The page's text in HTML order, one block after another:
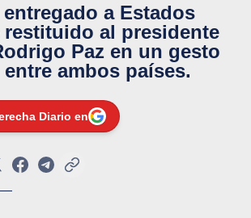
a Estados
al presidente
Paz en un gesto
ambos países.
Diario en